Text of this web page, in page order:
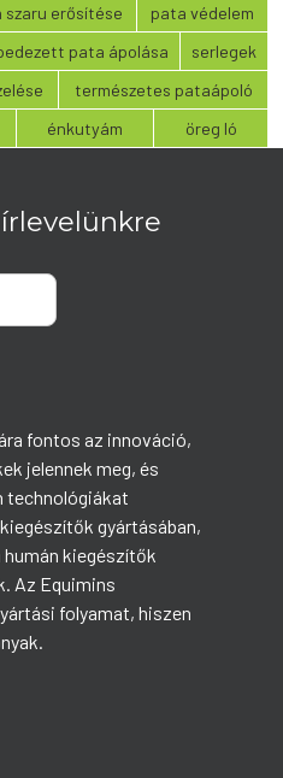
szaru erősítése
pata védelem
pata ápolása
serlegek
természetes pataápoló
énkutyám öreg ló
fontos az innováció,
jelennek meg, és
technológiákat
gyártásában,
humán kiegészítők
Az Equimins
folyamat, hiszen